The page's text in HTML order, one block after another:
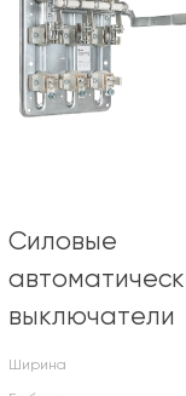
Силовые
выключатели
Ширина